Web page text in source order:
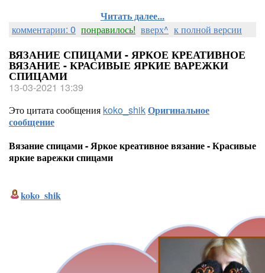
Читать далее...
комментарии: 0 понравилось! вверх^ к полной версии
ВЯЗАНИЕ СПИЦАМИ - ЯРКОЕ КРЕАТИВНОЕ
ВЯЗАНИЕ - КРАСИВЫЕ ЯРКИЕ ВАРЕЖКИ
СПИЦАМИ
13-03-2021 13:39
Это цитата сообщения koko_shikОригинальное
сообщение
Вязание спицами - Яркое креативное вязание - Красивые
яркие варежки спицами
koko_shik